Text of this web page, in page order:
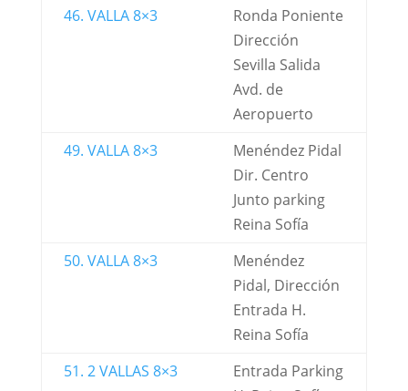
46. VALLA 8×3
Ronda Poniente
Dirección
Sevilla Salida
Avd. de
Aeropuerto
49. VALLA 8×3
Menéndez Pidal
Dir. Centro
Junto parking
Reina Sofía
50. VALLA 8×3
Menéndez
Pidal, Dirección
Entrada H.
Reina Sofía
51. 2 VALLAS 8×3
Entrada Parking